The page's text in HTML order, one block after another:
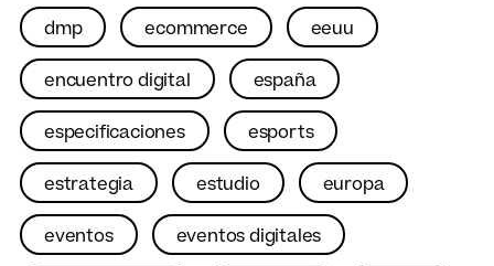
dmp ecommerce eeuu
encuentro digital españa
especificaciones esports
estrategia estudio europa
eventos eventos digitales